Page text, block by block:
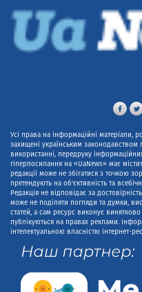
Усі права на інформаційні матеріали,
захищені українським законодавством
використанні, передруку
гіперпосилання на «UaNews» має
редакції може не збігатися з точкою
претендують на об'єктивність та
Редакція не відповідає за
може не поділяти погляди та думки,
статей, а сам ресурс виконує
публікуються на правах реклами.
інтелектуальною власністю інтернет-